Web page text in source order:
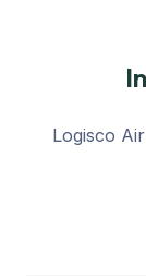
Logisco